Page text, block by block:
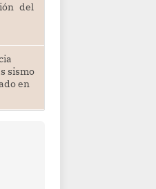
del
sismo
en